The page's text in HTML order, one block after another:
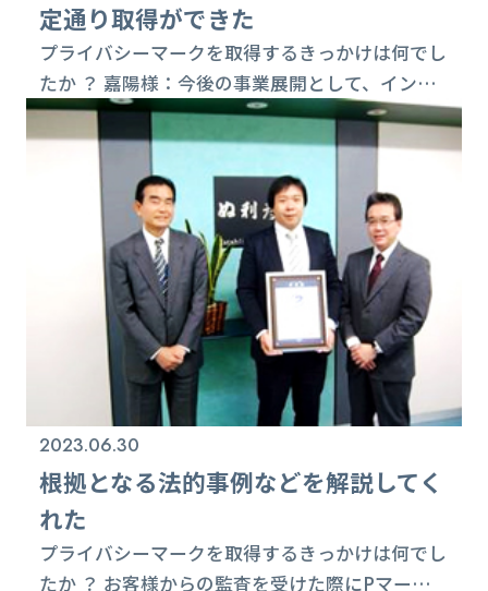
定通り取得ができた
プライバシーマークを取得するきっかけは何でし
たか ？ 嘉陽様：今後の事業展開として、イン
ターネット上でのサービス運営を検討しておりま
す。それに伴い、サービスを利用するユーザーの
個人情報の管理が必要となる為、プライバシー
マークの取得に踏み切りました。また、最近は取
引先から情報セキュリティに関する質問状や
チェックシート等が、頻繁に来るようになった背
景にも影響されています。 どの様な個人情報を
扱っていま...
2023.06.30
根拠となる法的事例などを解説してく
れた
プライバシーマークを取得するきっかけは何でし
たか ？ お客様からの監査を受けた際にPマークの